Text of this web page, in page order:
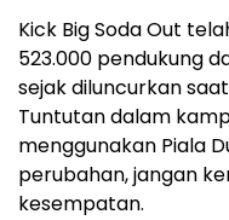
Kick Big Soda Out
523.000 pendukung
sejak diluncurkan
Tuntutan dalam
menggunakan Piala
perubahan, jangan
kesempatan.